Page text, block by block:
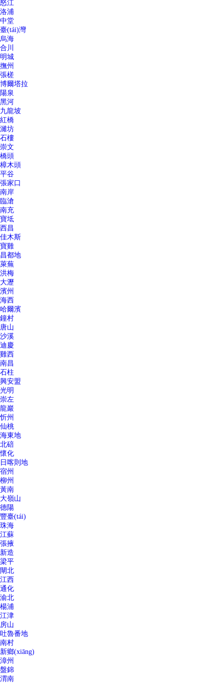
怒江
洛浦
中堂
臺(tái)灣
烏海
合川
明城
撫州
張槎
博爾塔拉
陽泉
黑河
九龍坡
紅橋
濰坊
石樓
崇文
橋頭
樟木頭
平谷
張家口
南岸
臨滄
南充
寶坻
西昌
佳木斯
寶雞
昌都地
萊蕪
洪梅
大瀝
濱州
海西
哈爾濱
鐘村
唐山
沙溪
迪慶
雞西
南昌
石柱
興安盟
光明
崇左
龍巖
忻州
仙桃
海東地
北碚
懷化
日喀則地
宿州
柳州
黃南
大嶺山
德陽
豐臺(tái)
珠海
江蘇
張掖
新造
梁平
閘北
江西
通化
渝北
楊浦
江津
房山
吐魯番地
南村
新鄉(xiāng)
漳州
盤錦
渭南